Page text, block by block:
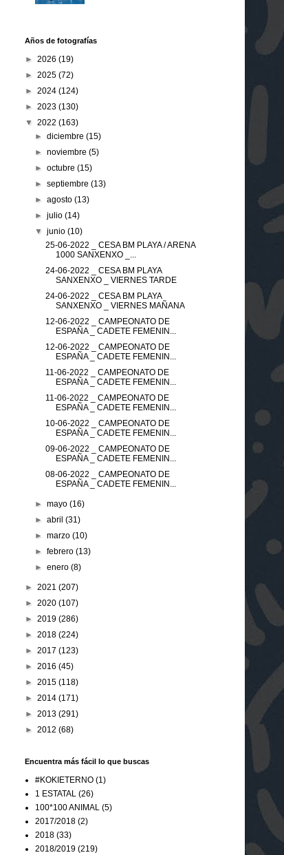
Años de fotografías
► 2026 (19)
► 2025 (72)
► 2024 (124)
► 2023 (130)
▼ 2022 (163)
►diciembre(15)
►noviembre(5)
►octubre(15)
►septiembre(13)
►agosto(13)
►julio(14)
▼junio(10)
25-06-2022 _ CESA BM PLAYA / ARENA
1000 SANXENXO _...
24-06-2022 _ CESA BM PLAYA
SANXENXO _ VIERNES TARDE
24-06-2022 _ CESA BM PLAYA
SANXENXO _ VIERNES MAÑANA
12-06-2022 _ CAMPEONATO DE
ESPAÑA _ CADETE FEMENIN...
12-06-2022 _ CAMPEONATO DE
ESPAÑA _ CADETE FEMENIN...
11-06-2022 _ CAMPEONATO DE
ESPAÑA _ CADETE FEMENIN...
11-06-2022 _ CAMPEONATO DE
ESPAÑA _ CADETE FEMENIN...
10-06-2022 _ CAMPEONATO DE
ESPAÑA _ CADETE FEMENIN...
09-06-2022 _ CAMPEONATO DE
ESPAÑA _ CADETE FEMENIN...
08-06-2022 _ CAMPEONATO DE
ESPAÑA _ CADETE FEMENIN...
►mayo(16)
►abril(31)
►marzo(10)
►febrero(13)
►enero(8)
► 2021 (207)
► 2020 (107)
► 2019 (286)
► 2018 (224)
► 2017 (123)
► 2016 (45)
► 2015 (118)
► 2014 (171)
► 2013 (291)
► 2012 (68)
Encuentra más fácil lo que buscas
#KOKIETERNO (1)
1 ESTATAL (26)
100*100 ANIMAL (5)
2017/2018 (2)
2018 (33)
2018/2019 (219)